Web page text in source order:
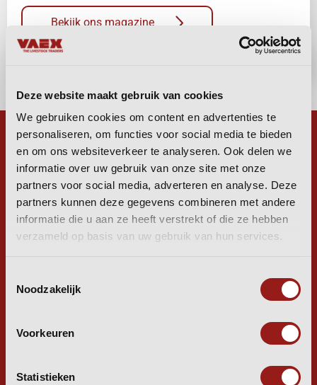
Deze website maakt gebruik van cookies
We gebruiken cookies om content en advertenties te
personaliseren, om functies voor social media te bieden
en om ons websiteverkeer te analyseren. Ook delen we
informatie over uw gebruik van onze site met onze
partners voor social media, adverteren en analyse. Deze
partners kunnen deze gegevens combineren met andere
informatie die u aan ze heeft verstrekt of die ze hebben
verzameld op basis van uw gebruik van hun services.
Noodzakelijk
Voorkeuren
Statistieken
Bekijk ons magazine
WIJ ZIJN
LIVESTOCK
AANGENAAM.